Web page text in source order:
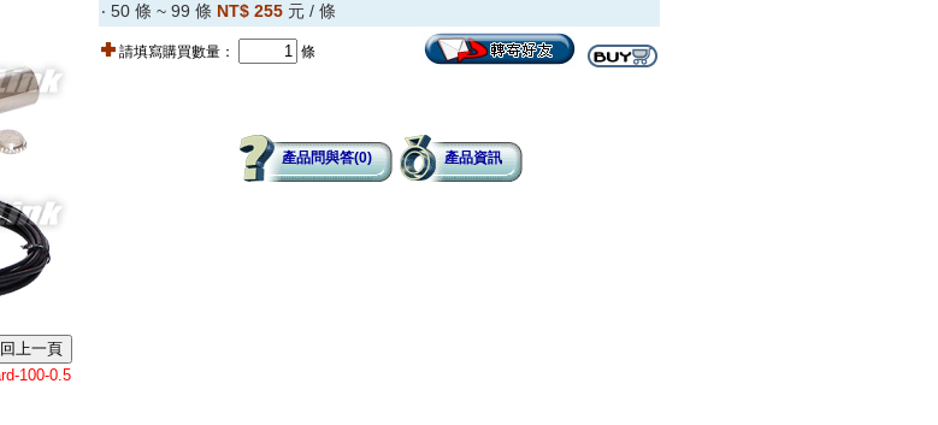
100-0.5
‧ 50 條 ~ 99 條 NT$ 255 元 / 條
請填寫購買數量： 條
產品問與答(0) 產品資訊